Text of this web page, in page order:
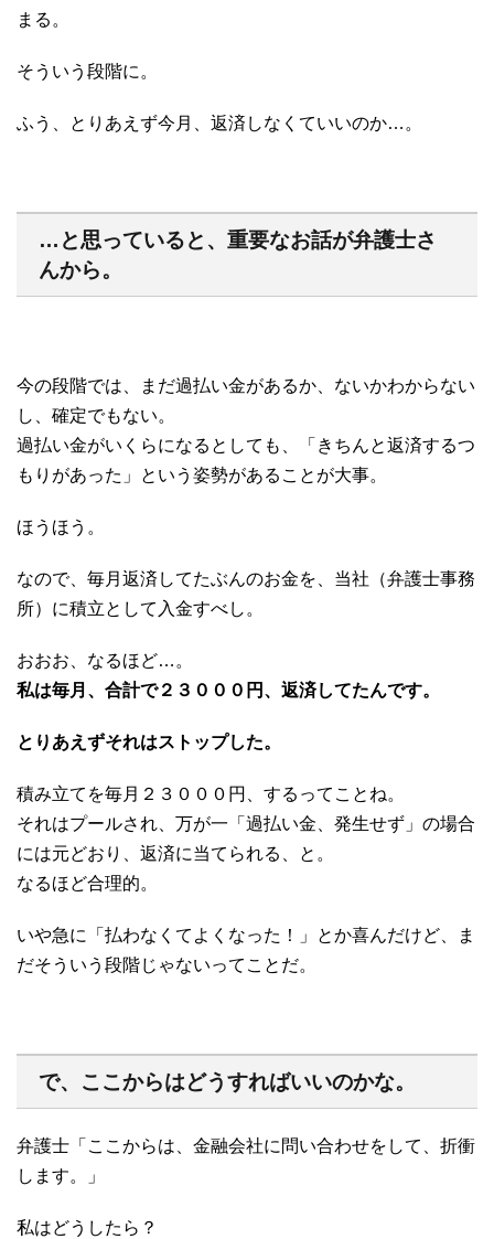
まる。
そういう段階に。
ふう、とりあえず今月、返済しなくていいのか…。
…と思っていると、重要なお話が弁護士さ
んから。
今の段階では、まだ過払い金があるか、ないかわからない
し、確定でもない。
過払い金がいくらになるとしても、「きちんと返済するつ
もりがあった」という姿勢があることが大事。
ほうほう。
なので、毎月返済してたぶんのお金を、当社（弁護士事務
所）に積立として入金すべし。
おおお、なるほど…。
私は毎月、合計で２３０００円、返済してたんです。
とりあえずそれはストップした。
積み立てを毎月２３０００円、するってことね。
それはプールされ、万が一「過払い金、発生せず」の場合
には元どおり、返済に当てられる、と。
なるほど合理的。
いや急に「払わなくてよくなった！」とか喜んだけど、ま
だそういう段階じゃないってことだ。
で、ここからはどうすればいいのかな。
弁護士「ここからは、金融会社に問い合わせをして、折衝
します。」
私はどうしたら？